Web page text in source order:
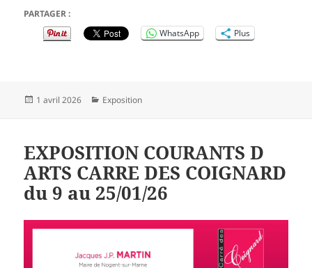
PARTAGER :
WhatsApp
Plus
Publié
1 avril 2026 Catégories
Exposition
EXPOSITION COURANTS D
ARTS CARRE DES COIGNARD
du 9 au 25/01/26